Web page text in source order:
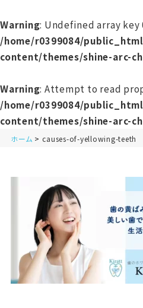
Warning: Undefined array key
/home/r0399084/
content/themes/shine-arc-
Warning: Attempt to read
/home/r0399084/
content/themes/shine-arc-
ホーム causes-of-yellowing-teeth